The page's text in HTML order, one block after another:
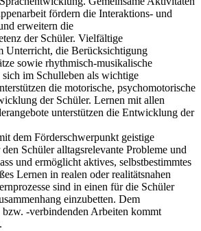
fördern die Interaktions- und
erweitern die
der Schüler. Vielfältige
Unterricht, die Berücksichtigung
sowie rhythmisch-musikalische
im Schulleben als wichtige
die motorische, psychomotorische
der Schüler. Lernen mit allen
unterstützen die Entwicklung der
dem Förderschwerpunkt geistige
Schüler alltagsrelevante Probleme und
und ermöglicht aktives, selbstbestimmtes
Lernen in realen oder realitätsnahen
sind in einen für die Schüler
einzubetten. Dem
bzw. -verbindenden Arbeiten kommt